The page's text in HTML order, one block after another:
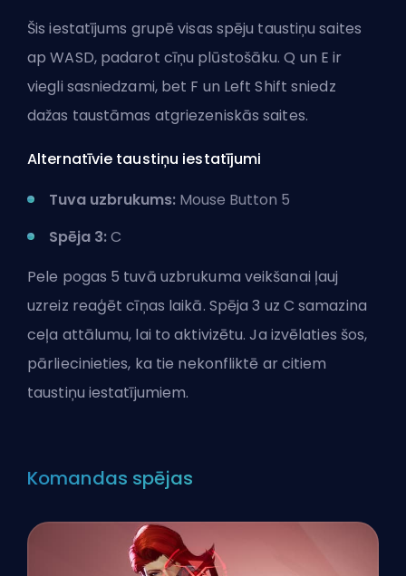
Šis iestatījums grupē visas spēju taustiņu saites
ap WASD, padarot cīņu plūstošāku. Q un E ir
viegli sasniedzami, bet F un Left Shift sniedz
dažas taustāmas atgriezeniskās saites.
Alternatīvie taustiņu iestatījumi
Tuva uzbrukums: Mouse Button 5
Spēja 3:C
Pele pogas 5 tuvā uzbrukuma veikšanai ļauj
uzreiz reaģēt cīņas laikā. Spēja 3 uz C samazina
ceļa attālumu, lai to aktivizētu. Ja izvēlaties šos,
pārliecinieties, ka tie nekonfliktē ar citiem
taustiņu iestatījumiem.
Komandas spējas